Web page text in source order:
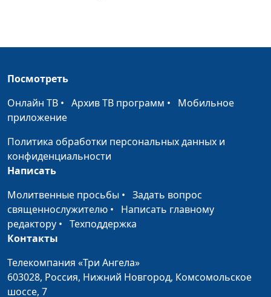
материнства
Светлана Страж,
Неосознанный отказ от
материнства
Светлана Страж,
Причины абортов
Юлия Синицына,
Профилактика абортов
Юлия Синицына,
Светлана Страж,
психолог
Посмотреть
Онлайн ТВ • Архив ТВ программ • Мобильное
приложение
Политика обработки персональных данных и
конфиденциальности
Написать
Молитвенные просьбы • Задать вопрос
священнослужителю • Написать главному
редактору • Техподдержка
Контакты
Телекомпания «Три Ангела»
603028, Россия, Нижний Новгород, Комсомольское
шоссе, 7